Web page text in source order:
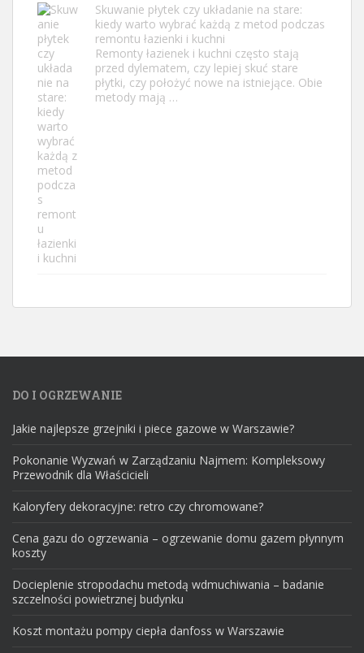
Skuwanie płytek czy układanie na stare:
kiedy warto wybrać każdą z metod podczas
remontu łazienki i kuchni
Remonty łazienek i kuchni często stają
przed dylematem, czy lepiej skuć stare
płytki, czy położyć nowe na istniejące. Obie
metody mają …
DO I OGRZEWANIE
Jakie najlepsze grzejniki i piece gazowe w Warszawie?
Pokonanie Wyzwań w Zarządzaniu Najmem: Kompleksowy
Przewodnik dla Właścicieli
Kaloryfery dekoracyjne: retro czy chromowane?
Cena gazu do ogrzewania – ogrzewanie domu gazem płynnym
koszty
Docieplenie stropodachu metodą wdmuchiwania – badanie
szczelności powietrznej budynku
Koszt montażu pompy ciepła danfoss w Warszawie